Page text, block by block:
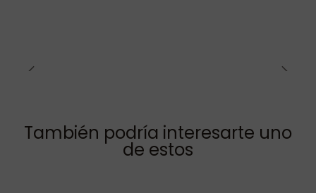
También podría interesarte uno
de estos